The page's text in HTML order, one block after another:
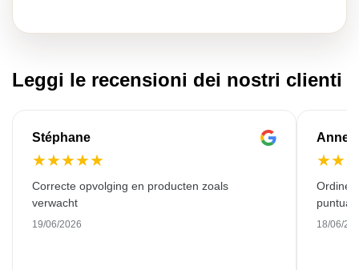
Leggi le recensioni dei nostri clienti
Stéphane
★★★★★
Correcte opvolging en producten zoals
verwacht
19/06/2026
Anne-
★★
Ordine
18/06/